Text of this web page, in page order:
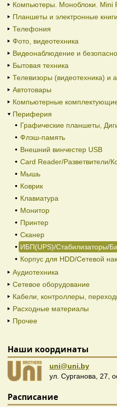
Компьютеры. Моноблоки. Mini
Планшеты и электронные книги
Телефония
Фото, видеотехника
Видеонаблюдение и
Бытовая техника
Телевизоры (видеотехника) и
Автотовары
Компьютерные
Периферия
Графические планшеты,
Флэш-память
Внешний винчестер USB
Card Reader/Разветвители/
Мышь
Коврик
Клавиатура
Монитор
Принтер
Сканер
ИБП(UPS)/Стабилизаторы/
Корпус для HDD/Cетевой
Аудиотехника
Сетевое оборудование
Кабели, контроллеры,
Расходные материалы
Прочее
Наши координаты
uni@uni.by
ул. Сурганова, 27,
Расписание